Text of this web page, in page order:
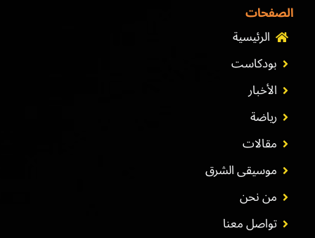
الصفحات
الرئيسية
بودكاست
الأخبار
رياضة
مقالات
موسيقى الشرق
من نحن
تواصل معنا